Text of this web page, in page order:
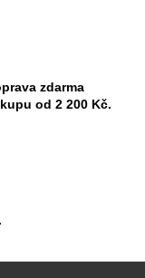
zdarma
od 2 200 Kč.